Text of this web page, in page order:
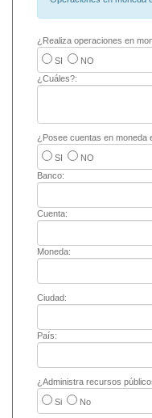
¿Realiza operaciones en
SI
NO
¿Cuáles?:
¿Posee cuentas en moneda
SI
NO
Banco:
Cuenta:
Moneda:
Ciudad:
País:
¿Administra recursos
Si No